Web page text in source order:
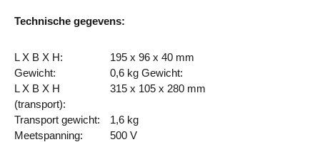
Technische gegevens:
L X B X H:
195 x 96 x 40 mm
Gewicht:
0,6 kg Gewicht:
L X B X H
(transport):
315 x 105 x 280 mm
Transport gewicht:
1,6 kg
Meetspanning:
500 V